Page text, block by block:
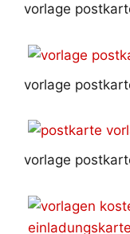
vorlage
vorlage
vorlage